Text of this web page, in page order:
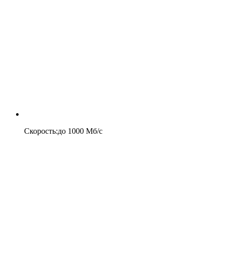
Скорость:до 1000 Мб/c